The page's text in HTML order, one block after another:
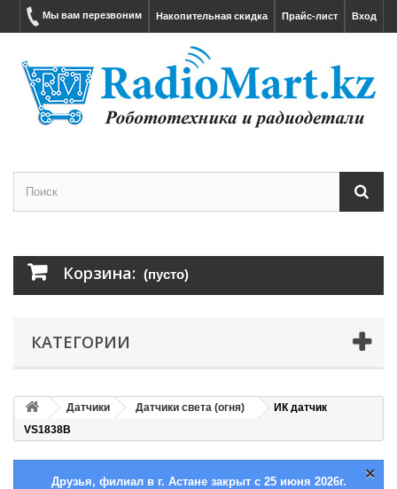
Вход
Прайс-лист
Накопительная скидка
Мы вам перезвоним
Корзина: (пусто)
КАТЕГОРИИ
Датчики Датчики света (огня)
ИК датчик
VS1838B
×
Друзья, филиал в г. Астане закрыт с 25 июня 2026г.